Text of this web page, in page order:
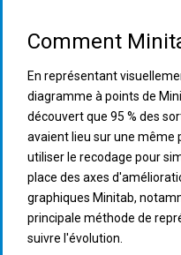
Comment
En représentant
diagramme à points de
découvert que 95 % des
avaient lieu sur une même
utiliser le recodage pour
place des axes
graphiques Minitab,
principale méthode de
suivre l'évolution.